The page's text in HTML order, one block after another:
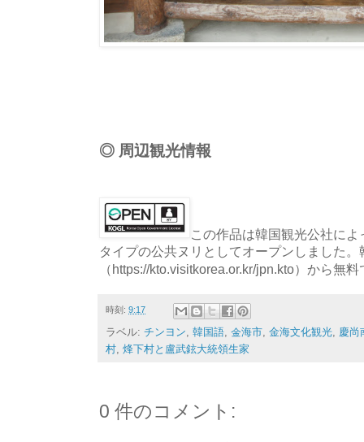
◎ 周辺観光情報
この作品は韓国観光公社に
タイプの公共ヌリとしてオープンしました。
（https://kto.visitkorea.or.kr/jpn.kto）から無
時刻: 9:17
ラベル: チンヨン 韓国語 金海市 金海文化観光 慶尚
村 烽下村と盧武鉉大統領生家
0 件のコメント: